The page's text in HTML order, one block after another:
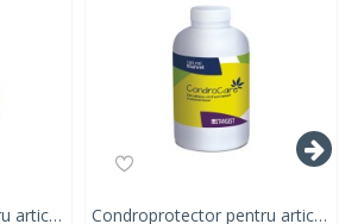
Condroprotector pentru articulatii, CONDROCARE, STANGEST, 30 tablete Condroprotector pentru articulatii, CONDROCARE, STANGEST, 90 tablete